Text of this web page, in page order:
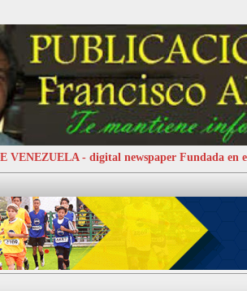
VENEZUELA - digital newspaper Fundada en